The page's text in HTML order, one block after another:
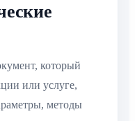
который
или услуге,
методы